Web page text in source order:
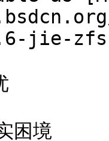
jie-
困境